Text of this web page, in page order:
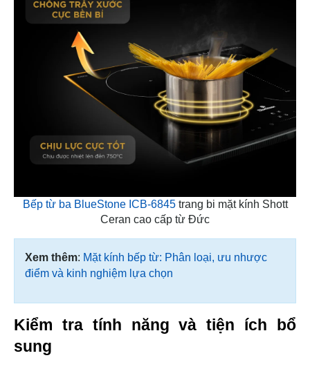
Bếp từ ba BlueStone ICB-6845trang bi mặt kính Shott
Ceran cao cấp từ Đức
Xem thêm: Mặt kính bếp từ: Phân loại, ưu nhược
điểm và kinh nghiệm lựa chọn
Kiểm tra tính năng và tiện ích bổ
sung